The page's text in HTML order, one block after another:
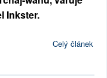
Inkster.
Celý článek